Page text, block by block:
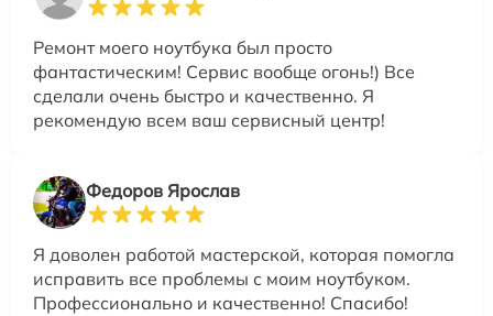
Ремонт моего ноутбука был просто
фантастическим! Сервис вообще огонь!) Все
сделали очень быстро и качественно. Я
рекомендую всем ваш сервисный центр!
Федоров Ярослав
Я доволен работой мастерской, которая помогла
исправить все проблемы с моим ноутбуком.
Профессионально и качественно! Спасибо!